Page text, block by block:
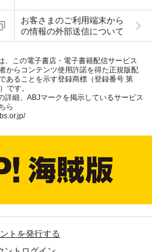
お客さまのご利用端末から
の情報の外部送信について
、この電子書店・電子書籍配信サービス
からコンテンツ使用許諾を得た正規版配
あることを示す登録商標（登録番号 第
です。
詳細、ABJマークを掲示しているサービス
ら
トを発行する